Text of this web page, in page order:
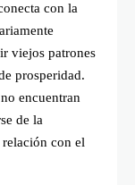
con la
viejos patrones
prosperidad.
encuentran
de la
con el